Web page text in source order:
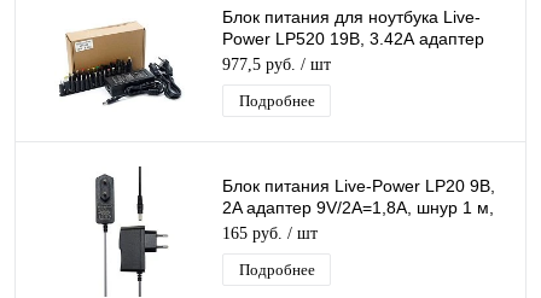
Блок питания для ноутбука Live-
Power LP520 19В, 3.42А адаптер
220 - 19V/3.42A, + 28 насадок
977,5 руб. / шт
Подробнее
Блок питания Live-Power LP20 9В,
2A адаптер 9V/2A=1,8A, шнур 1 м,
штекер 5.5*2,5 мм
165 руб. / шт
Подробнее